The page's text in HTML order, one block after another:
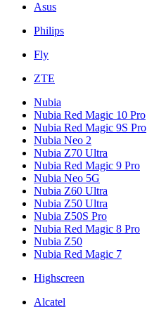
Asus
Philips
Fly
ZTE
Nubia
Nubia Red Magic 10 Pro
Nubia Red Magic 9S Pro
Nubia Neo 2
Nubia Z70 Ultra
Nubia Red Magic 9 Pro
Nubia Neo 5G
Nubia Z60 Ultra
Nubia Z50 Ultra
Nubia Z50S Pro
Nubia Red Magic 8 Pro
Nubia Z50
Nubia Red Magic 7
Highscreen
Alcatel